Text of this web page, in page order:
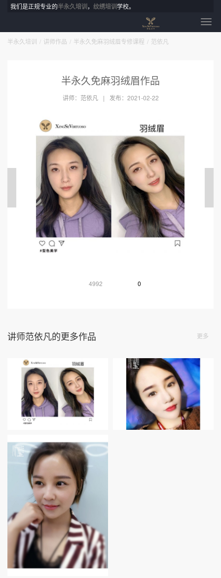
我们是正规专业的半永久培训， 纹绣培训学校。
半永久培训 讲师作品 半永久免麻羽绒眉专修课程 范依凡
半永久免麻羽绒眉作品
讲师：范依凡 发布：2021-02-22
4992 0
更多
讲师范依凡的更多作品